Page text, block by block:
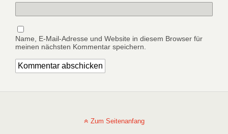
Name, E-Mail-Adresse und Website in diesem Browser für
meinen nächsten Kommentar speichern.
Zum Seitenanfang